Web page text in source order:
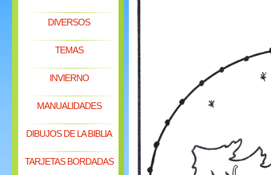
DIVERSOS
TEMAS
INVIERNO
MANUALIDADES
DIBUJOS DE LA BIBLIA
TARJETAS BORDADAS